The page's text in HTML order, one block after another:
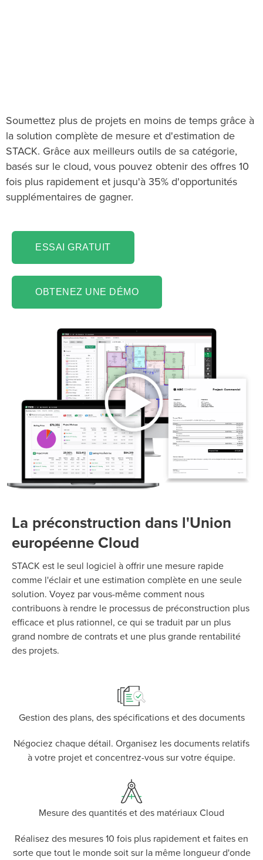
Soumettez plus de projets en moins de temps grâce à
la solution complète de mesure et d'estimation de
STACK. Grâce aux meilleurs outils de sa catégorie,
basés sur le cloud, vous pouvez obtenir des offres 10
fois plus rapidement et jusqu'à 35% d'opportunités
supplémentaires de gagner.
ESSAI GRATUIT
OBTENEZ UNE DÉMO
La préconstruction dans l'Union
européenne Cloud
STACK est le seul logiciel à offrir une mesure rapide
comme l'éclair et une estimation complète en une seule
solution. Voyez par vous-même comment nous
contribuons à rendre le processus de préconstruction plus
efficace et plus rationnel, ce qui se traduit par un plus
grand nombre de contrats et une plus grande rentabilité
des projets.
TIFF
Gestion des plans, des spécifications et des documents
Négociez chaque détail. Organisez les documents relatifs
à votre projet et concentrez-vous sur votre équipe.
Mesure des quantités et des matériaux Cloud
Réalisez des mesures 10 fois plus rapidement et faites en
sorte que tout le monde soit sur la même longueur d'onde